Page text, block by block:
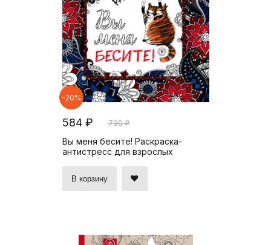
-20%
584 ₽ 730 ₽
Вы меня бесите! Раскраска-
антистресс для взрослых
В корзину